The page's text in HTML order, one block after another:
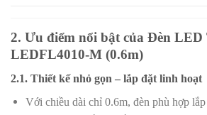
2. Ưu điểm nổi bật của Đèn LED
LEDFL4010-M (0.6m)
2.1. Thiết kế nhỏ gọn – lắp đặt linh hoạt
Với chiều dài chỉ 0.6m, đèn phù hợp